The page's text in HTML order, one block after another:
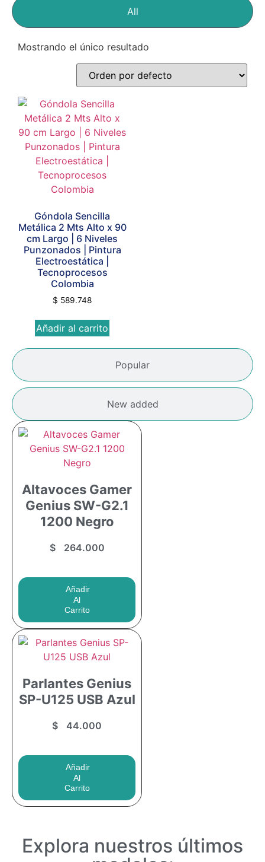
All
Popular
New added
Mostrando el único resultado
Góndola Sencilla
Metálica 2 Mts Alto x 90
cm Largo | 6 Niveles
Punzonados | Pintura
Electroestática |
Tecnoprocesos
Colombia
$ 589.748
Añadir al carrito
Altavoces Gamer
Genius SW-G2.1
1200 Negro
$264.000
Añadir
Al
Carrito
Parlantes Genius
SP-U125 USB Azul
$ 44.000
Añadir
Al
Carrito
Explora nuestros últimos